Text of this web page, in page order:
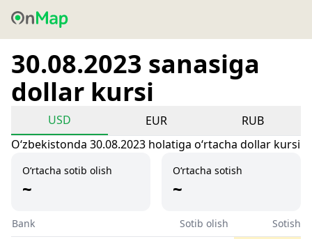
30.08.2023 sanasiga
dollar kursi
USD EUR
RUB
Oʻzbekistonda 30.08.2023 holatiga oʻrtacha dollar kursi
O‘rtacha sotib olish
~
O‘rtacha sotish
~
Bank Sotib olish
Sotish